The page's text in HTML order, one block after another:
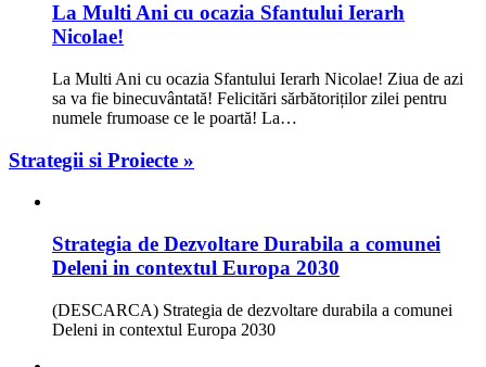
La Multi Ani cu ocazia Sfantului Ierarh
Nicolae!
La Multi Ani cu ocazia Sfantului Ierarh Nicolae! Ziua de azi
sa va fie binecuvântată! Felicitări sărbătoriților zilei pentru
numele frumoase ce le poartă! La…
Strategii si Proiecte »
Strategia de Dezvoltare Durabila a comunei
Deleni in contextul Europa 2030
(DESCARCA) Strategia de dezvoltare durabila a comunei
Deleni in contextul Europa 2030